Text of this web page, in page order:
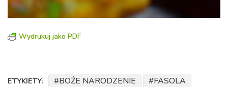
Wydrukuj jako PDF
ETYKIETY: BOŻE NARODZENIE
FASOLA